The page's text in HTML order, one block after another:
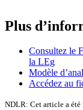
Plus
Consultez le
la LEg
Modèle
Accédez au
NDLR: Cet article a été